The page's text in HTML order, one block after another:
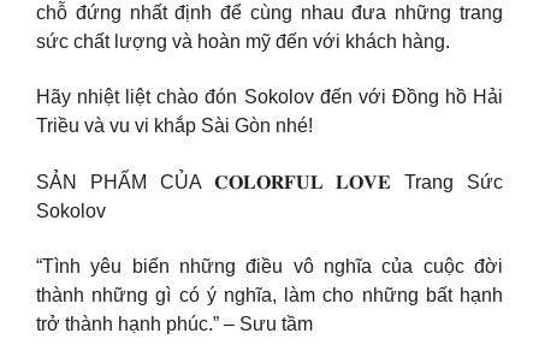
chỗ đứng nhất định để cùng nhau đưa những trang
sức chất lượng và hoàn mỹ đến với khách hàng.
Hãy nhiệt liệt chào đón Sokolov đến với Đồng hồ Hải
Triều và vu vi khắp Sài Gòn nhé!
SẢN PHẨM CỦA 𝐂𝐎𝐋𝐎𝐑𝐅𝐔𝐋 𝐋𝐎𝐕𝐄 Trang Sức
Sokolov
“Tình yêu biến những điều vô nghĩa của cuộc đời
thành những gì có ý nghĩa, làm cho những bất hạnh
trở thành hạnh phúc.” – Sưu tầm